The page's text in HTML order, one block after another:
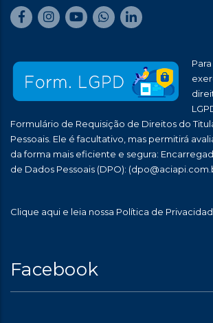
Formulário de Requisição de Direitos do
Pessoais. Ele é facultativo, mas permitirá
da forma mais eficiente e segura:
de Dados Pessoais (DPO):
Clique aqui e leia nossa Política de
Facebook